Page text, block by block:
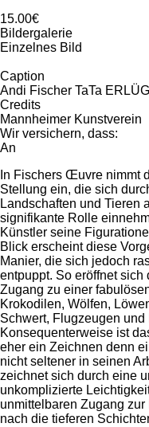
15.00€
Bildergalerie
Einzelnes Bild
Caption
Andi Fischer TaTa
Credits
Mannheimer Kunstverein
Wir versichern, dass:
An
In Fischers Œuvre nimmt
Stellung ein, die sich
Landschaften und Tieren
signifikante Rolle
Künstler seine
Blick erscheint diese
Manier, die sich jedoch
entpuppt. So eröffnet
Zugang zu einer
Krokodilen, Wölfen,
Schwert, Flugzeugen
Konsequenterweise ist
eher ein Zeichnen denn
nicht seltener in seinen
zeichnet sich durch eine
unkomplizierte
unmittelbaren Zugang
nach die tieferen